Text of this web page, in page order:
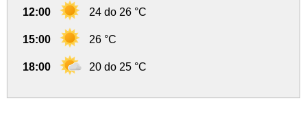
12:00 24 do 26 °C
15:00 26 °C
18:00 20 do 25 °C